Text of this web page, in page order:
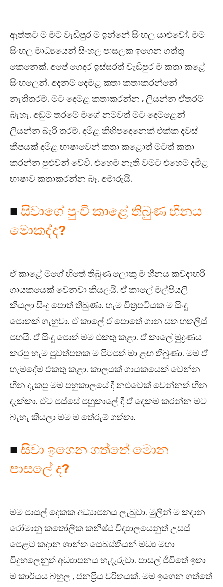
ඇත්තට ම මට වැඩිපුර ම ඉන්නේ සිංහල යාළුවෝ. මම
සිංහල මාධ්‍යයෙන් සිංහල පාසලක ඉගෙන ගත්තු
කෙනෙක්. අපේ ගෙදර ඉස්සරත් වැඩිපුර ම කතා කළේ
සිංහලෙන්. අදනම් දෙමළ කතා කතාකරන්නේ
නැතිතරම්. මට දෙමළ කතාකරන්න , ලියන්න ඒතරම්
බැහැ. අඩුම තරමේ මගේ නමවත් මට දෙමළෙන්
ලියන්න බැරි තරම්. දමිළ කිහිපදෙනෙක් එක්ක දවස්
කීපයක් දමිළ භාෂාවෙන් කතා කළොත් මටත් කතා
කරන්න පුළුවන් වේවි. එහෙම නැති වමට එහෙම දමිළ
භාෂාව කතාකරන්න බෑ. අමාරුයි.
■ සිවාගේ පුංචි කාළේ තිබුණ හීනය
මොකද්ද?
ඒ කාළේ මගේ හිතේ තිබුණ ලොකු ම හීනය කවදාහරි
ගායකයෙක් වෙනවා කියලයි. ඒ කාලේ මල්පියලි
කියලා සිංදු පොත් තිබුණා. හැම චිත්‍රපටියක ම සිංදු
පොතක් ගැහුවා. ඒ කාලේ ඒ පොතේ ගාන සත හතලිස්
පහයි. ඒ සිංදු පොත් මම එකතු කළා. ඒ කාලේ මුද්‍රණය
කරපු හැම පුවත්පතක ම පිටපත් මා ළඟ තිබුණා. මම ඒ
හැමදේම එකතු කළා. කාලයක් ගායකයෙක් වෙන්න
හීන දැකපු මම පහුකාලයේ දී නළුවෙක් වෙන්නත් හීන
දැක්කා. ඒට පස්සේ පහුකාලේ දී ඒ දෙකම කරන්න මට
බැහැ කියලා මම ම තේරුම් ගත්තා.
■ සිවා ඉගෙන ගත්තේ මොන
පාසලේ ද?
මම පාසල් දෙකක අධ්‍යාපනය ලැබුවා. මුලින් ම කදාන
රෝමානු කතෝලික කනිෂ්ඨ විද්‍යාලයෙනුත් උසස්
පෙළට කදාන ශාන්ත සෙබස්තියන් මධ්‍ය මහා
විදුහලෙනුත් අධ්‍යාපනය හැදෑරුවා. පාසල් ජීවිතේ ඉතා
ම කාර්යය බහුල , ජනප්‍රිය චරිතයක්. මම ඉගෙන ගත්තේ